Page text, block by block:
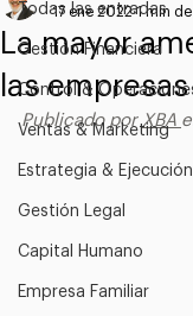
Todas las entradas
Gestión Financiera
Control &
Ventas & Marketing
Estrategia & Ejecución
Gestión Legal
Capital Humano
Empresa Familiar
La mayor
las
17 ene 2022 1 min
Publicado por XBA